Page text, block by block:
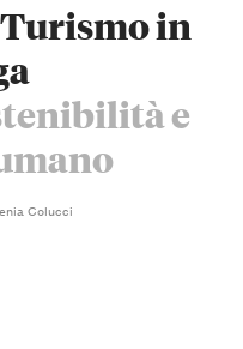
in
e
Colucci